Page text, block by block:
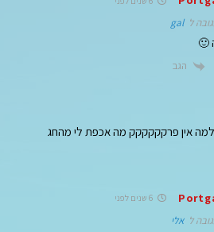
לgal
🙂
הגב
למה אין פרקקקקקק מה אכפת לי מהחג
לאלי